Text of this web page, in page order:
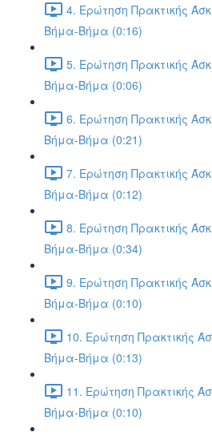
4. Ερώτηση Πρακτικής
Βήμα-Βήμα (0:16)
5. Ερώτηση Πρακτικής
Βήμα-Βήμα (0:06)
6. Ερώτηση Πρακτικής
Βήμα-Βήμα (0:21)
7. Ερώτηση Πρακτικής
Βήμα-Βήμα (0:12)
8. Ερώτηση Πρακτικής
Βήμα-Βήμα (0:34)
9. Ερώτηση Πρακτικής
Βήμα-Βήμα (0:10)
10. Ερώτηση Πρακτικής
Βήμα-Βήμα (0:13)
11. Ερώτηση Πρακτικής
Βήμα-Βήμα (0:10)